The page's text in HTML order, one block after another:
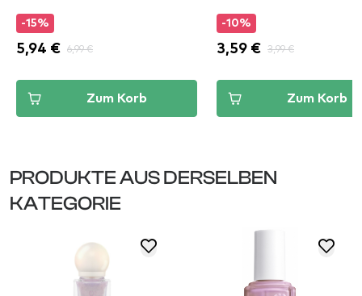
-15%
5,94 € 6,99 €
Zum Korb
-10%
3,59 € 3,99 €
Zum Korb
PRODUKTE AUS DERSELBEN
KATEGORIE